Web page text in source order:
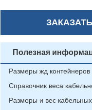
ЗАКАЗАТЬ
Полезная
Размеры жд контейнеров
Справочник веса
Размеры и вес